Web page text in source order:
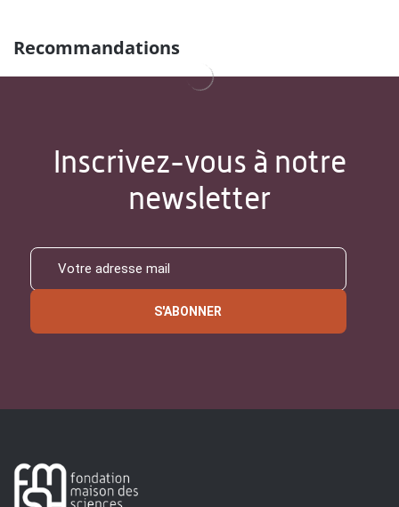
Recommandations
Inscrivez-vous à notre
newsletter
S'ABONNER